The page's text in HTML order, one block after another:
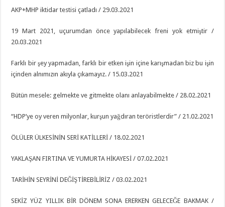
AKP+MHP iktidar testisi çatladı / 29.03.2021
19 Mart 2021, uçurumdan önce yapılabilecek freni yok etmiştir /
20.03.2021
Farklı bir şey yapmadan, farklı bir etken işin içine karışmadan biz bu işin
içinden alnımızın akıyla çıkamayız. / 15.03.2021
Bütün mesele: gelmekte ve gitmekte olanı anlayabilmekte / 28.02.2021
“HDP’ye oy veren milyonlar, kurşun yağdıran teröristlerdir” / 21.02.2021
ÖLÜLER ÜLKESİNİN SERİ KATİLLERİ / 18.02.2021
YAKLAŞAN FIRTINA VE YUMURTA HİKAYESİ / 07.02.2021
TARİHİN SEYRİNİ DEĞİŞTİREBİLİRİZ / 03.02.2021
SEKİZ YÜZ YILLIK BİR DÖNEM SONA ERERKEN GELECEĞE BAKMAK /